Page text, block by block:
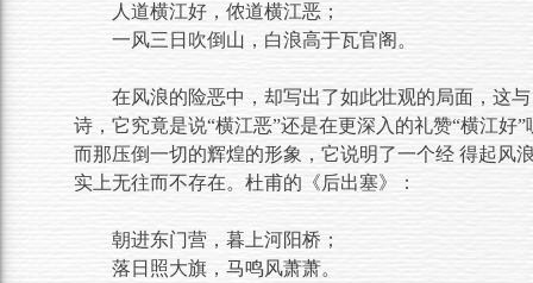
人道横江好，侬道横江恶；
一风三日吹倒山，白浪高于瓦官阁。
在风浪的险恶中，却写出了如此壮观的局面，这
诗，它究竟是说“横江恶”还是在更深入的礼赞“横江
而那压倒一切的辉煌的形象，它说明了一个经 得起风
实上无往而不存在。杜甫的《后出塞》：
朝进东门营，暮上河阳桥；
落日照大旗，马鸣风萧萧。